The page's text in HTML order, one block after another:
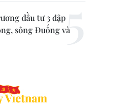
đầu tư 3 đập
sông Đuống và